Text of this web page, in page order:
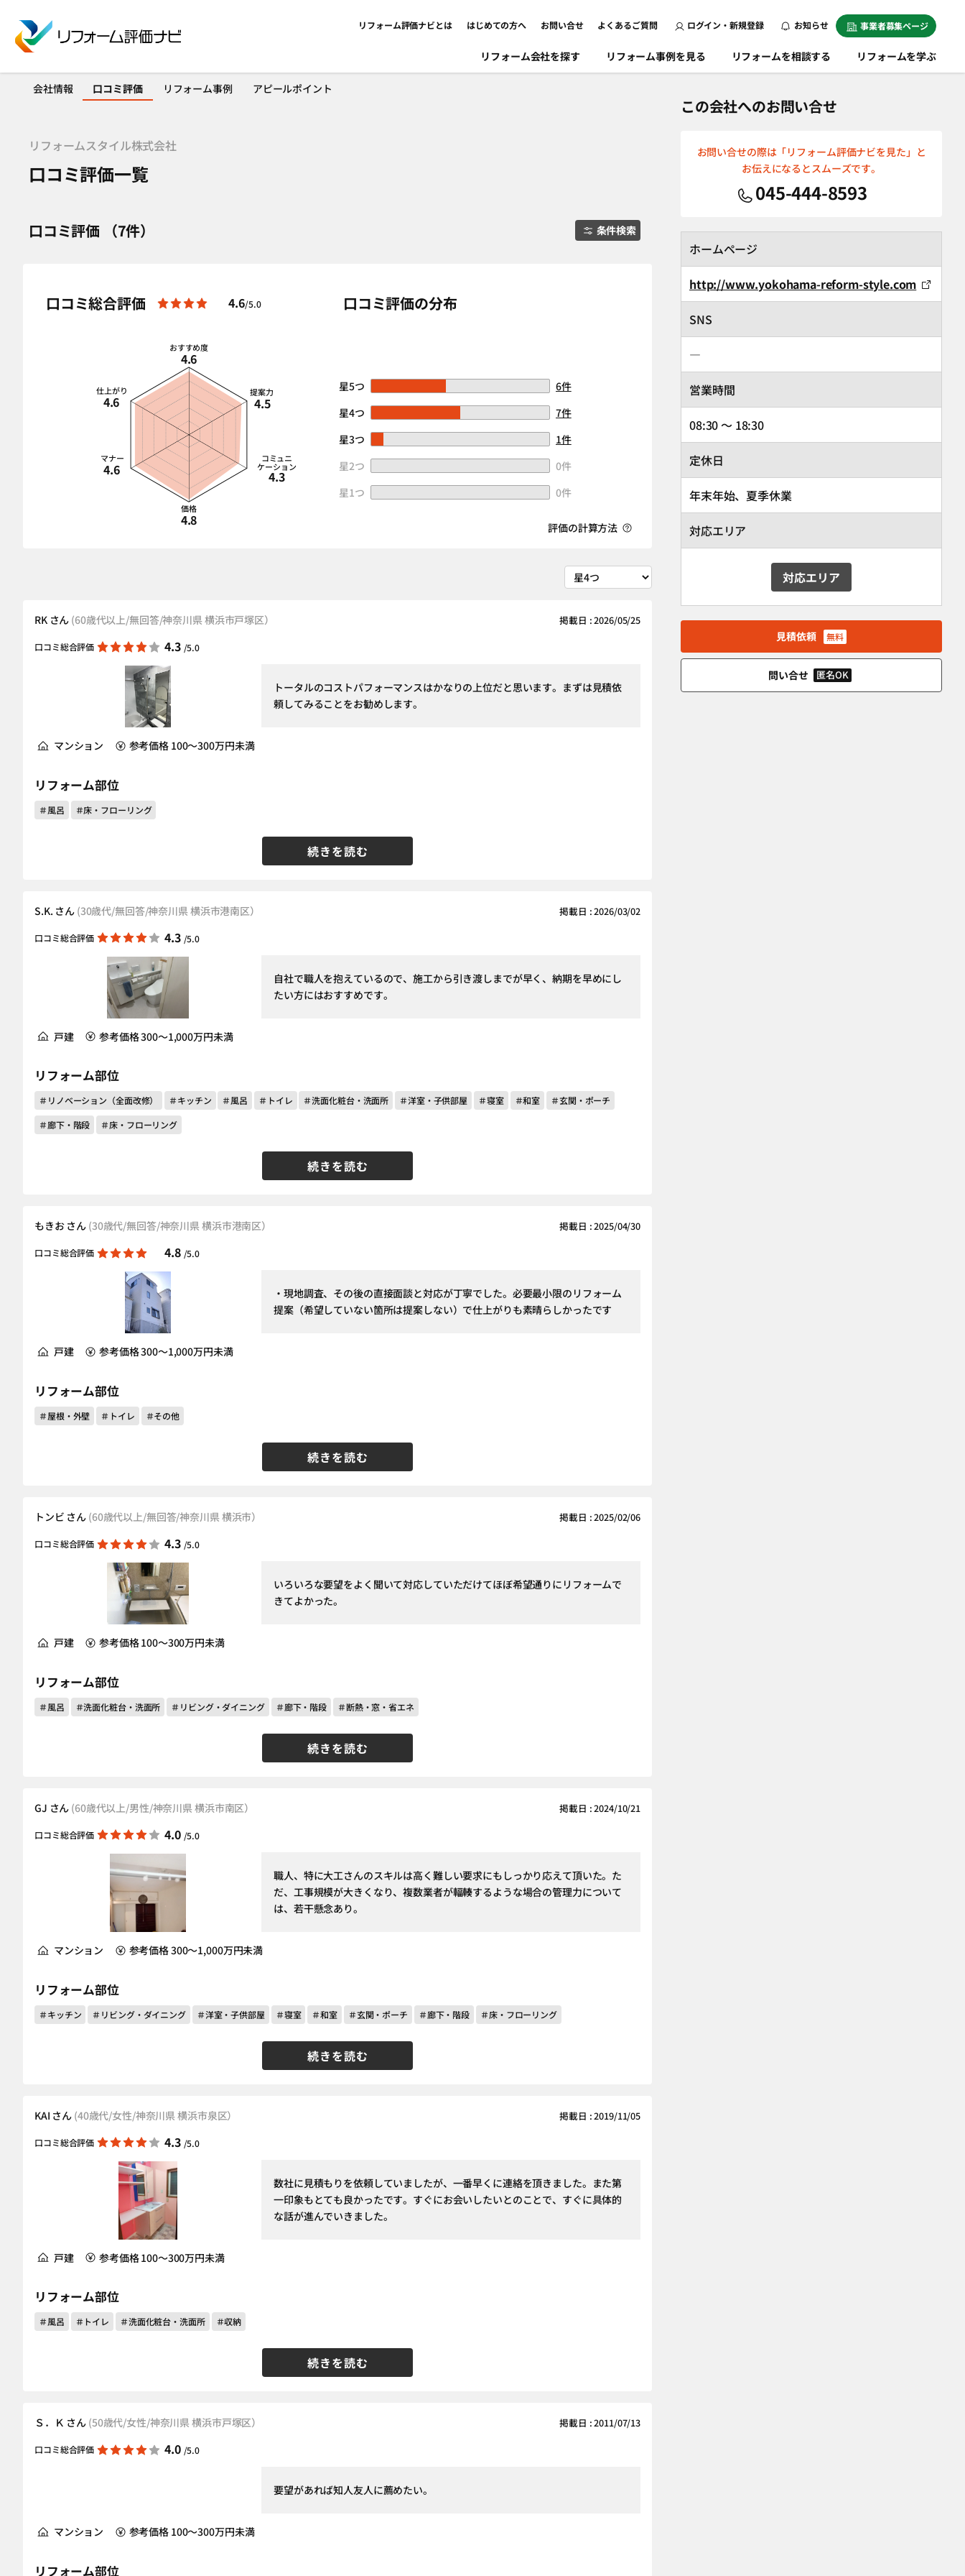
リフォーム評価ナビとは はじめての方へ お問い合せ よくあるご質問 ログイン・新規登録 お知らせ 事業者募集ページ
リフォーム会社を探す リフォーム事例を見る リフォームを相談する リフォームを学ぶ
会社情報 口コミ評価 リフォーム事例 アピールポイント
リフォームスタイル株式会社
口コミ評価一覧
口コミ評価 （7件） 条件検索
口コミ総合評価 4.6/5.0
おすすめ度
4.6
提案力
4.5
コミュニ
ケーション
4.3
価格
4.8
マナー
4.6
仕上がり
4.6
口コミ評価の分布
星5つ
6件
星4つ
7件
星3つ
1件
星2つ
0件
星1つ
0件
評価の計算方法
RK さん (60歳代以上/無回答/神奈川県 横浜市戸塚区） 掲載日 : 2026/05/25
口コミ総合評価 4.3 /5.0
トータルのコストパフォーマンスはかなりの上位だと思います。まずは見積依
頼してみることをお勧めします。
続きを読む
マンション 参考価格 100～300万円未満
リフォーム部位
＃風呂 ＃床・フローリング
S.K. さん (30歳代/無回答/神奈川県 横浜市港南区） 掲載日 : 2026/03/02
口コミ総合評価 4.3 /5.0
自社で職人を抱えているので、施工から引き渡しまでが早く、納期を早めにし
たい方にはおすすめです。
続きを読む
戸建 参考価格 300～1,000万円未満
リフォーム部位
＃リノベーション（全面改修） ＃キッチン ＃風呂 ＃トイレ ＃洗面化粧台・洗面所 ＃洋室・子供部屋 ＃寝室 ＃和室
＃玄関・ポーチ
＃廊下・階段
＃床・フローリング
もきお さん (30歳代/無回答/神奈川県 横浜市港南区） 掲載日 : 2025/04/30
口コミ総合評価 4.8 /5.0
・現地調査、その後の直接面談と対応が丁寧でした。必要最小限のリフォーム
提案（希望していない箇所は提案しない）で仕上がりも素晴らしかったです
続きを読む
戸建 参考価格 300～1,000万円未満
リフォーム部位
＃屋根・外壁 ＃トイレ ＃その他
トンビ さん (60歳代以上/無回答/神奈川県 横浜市） 掲載日 : 2025/02/06
口コミ総合評価 4.3 /5.0
いろいろな要望をよく聞いて対応していただけてほぼ希望通りにリフォームで
きてよかった。
続きを読む
戸建 参考価格 100～300万円未満
リフォーム部位
＃風呂 ＃洗面化粧台・洗面所 ＃リビング・ダイニング ＃廊下・階段 ＃断熱・窓・省エネ
GJ さん (60歳代以上/男性/神奈川県 横浜市南区） 掲載日 : 2024/10/21
口コミ総合評価 4.0 /5.0
職人、特に大工さんのスキルは高く難しい要求にもしっかり応えて頂いた。た
だ、工事規模が大きくなり、複数業者が輻輳するような場合の管理力について
は、若干懸念あり。
続きを読む
マンション 参考価格 300～1,000万円未満
リフォーム部位
＃キッチン ＃リビング・ダイニング ＃洋室・子供部屋 ＃寝室 ＃和室 ＃玄関・ポーチ ＃廊下・階段 ＃床・フローリング
KAI さん (40歳代/女性/神奈川県 横浜市泉区） 掲載日 : 2019/11/05
口コミ総合評価 4.3 /5.0
数社に見積もりを依頼していましたが、一番早くに連絡を頂きました。また第
一印象もとても良かったです。すぐにお会いしたいとのことで、すぐに具体的
な話が進んでいきました。
続きを読む
戸建 参考価格 100～300万円未満
リフォーム部位
＃風呂 ＃トイレ ＃洗面化粧台・洗面所 ＃収納
Ｓ．Ｋ さん (50歳代/女性/神奈川県 横浜市戸塚区） 掲載日 : 2011/07/13
口コミ総合評価 4.0 /5.0
要望があれば知人友人に薦めたい。
マンション 参考価格 100～300万円未満
リフォーム部位
この会社へのお問い合せ
お問い合せの際は「リフォーム評価ナビを見た」と
お伝えになるとスムーズです。
045-444-8593
ホームページ
http://www.yokohama-reform-style.com
SNS
―
営業時間
08:30 ～ 18:30
定休日
年末年始、夏季休業
対応エリア
対応エリア
見積依頼 無料
問い合せ 匿名OK